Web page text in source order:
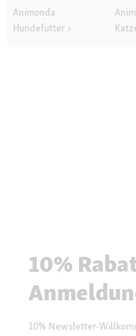
Animonda
Hundefutter
10%
10% Newsletter-